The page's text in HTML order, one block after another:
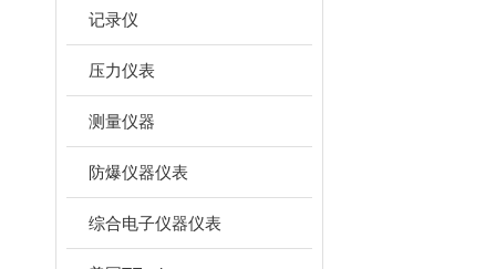
记录仪
压力仪表
测量仪器
防爆仪器仪表
综合电子仪器仪表